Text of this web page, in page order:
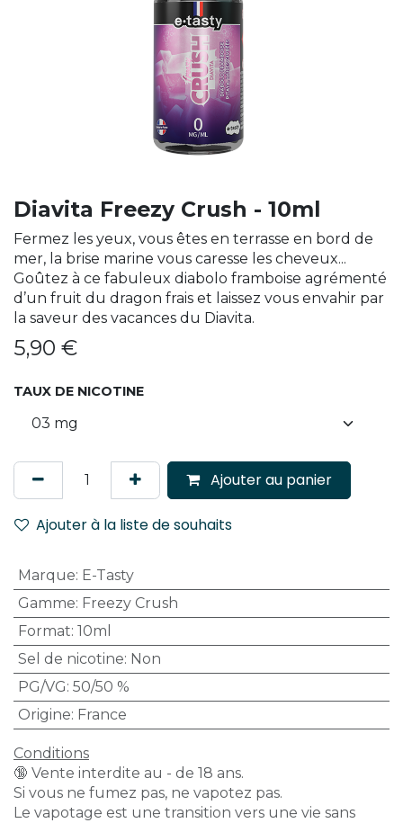
Diavita Freezy Crush - 10ml
Fermez les yeux, vous êtes en terrasse en bord de
mer, la brise marine vous caresse les cheveux...
Goûtez à ce fabuleux diabolo framboise agrémenté
d’un fruit du dragon frais et laissez vous envahir par
la saveur des vacances du Diavita.
5,90 €
TAUX DE NICOTINE
Ajouter au panier
Ajouter à la liste de souhaits
Marque: E-Tasty
Gamme: Freezy Crush
Format: 10ml
Sel de nicotine: Non
PG/VG: 50/50 %
Origine: France
Conditions
🔞 Vente interdite au - de 18 ans.
Si vous ne fumez pas, ne vapotez pas.
Le vapotage est une transition vers une vie sans